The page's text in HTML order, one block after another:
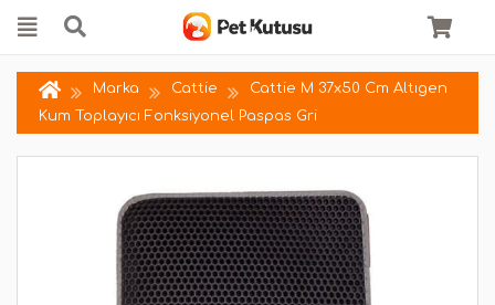
Marka Cattie
Cattie M 37x50 Cm Altıgen
Kum Toplayıcı Fonksiyonel Paspas Gri